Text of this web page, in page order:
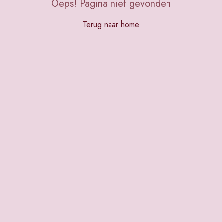
Oeps! Pagina niet gevonden
Terug naar home